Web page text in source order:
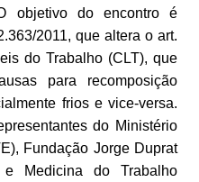
objetivo do encontro é
2011, que altera o art.
do Trabalho (CLT), que
para recomposição
frios e vice-versa.
do Ministério
Fundação Jorge Duprat
e Medicina do Trabalho